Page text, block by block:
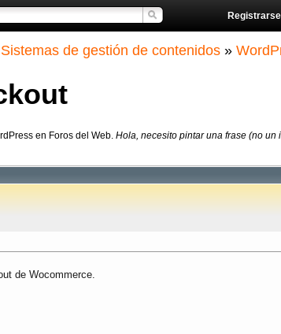
Registrarse
Sistemas de gestión de contenidos »
en Foros del Web. Hola, necesito pintar una frase (no
de Wocommerce.